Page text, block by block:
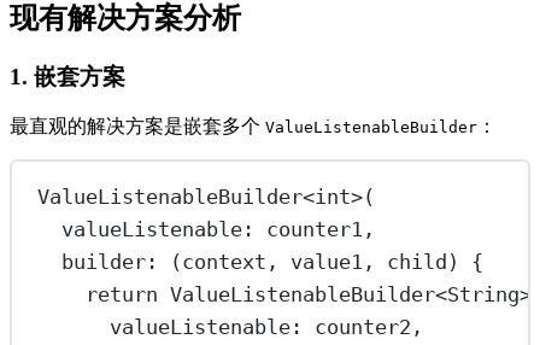
现有解决方案分析
1. 嵌套方案
最直观的解决方案是嵌套多个 ValueListenableBuilder ：
ValueListenableBuilder<int>(
valueListenable :
counter1,
builder :
(context, value1, child) {
return ValueListenableBuilder<String
valueListenable :
counter2,